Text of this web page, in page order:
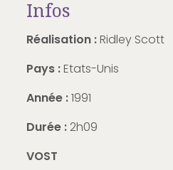
Infos
Réalisation :Ridley Scott
Pays :Etats-Unis
Année :1991
Durée : 2h09
VOST